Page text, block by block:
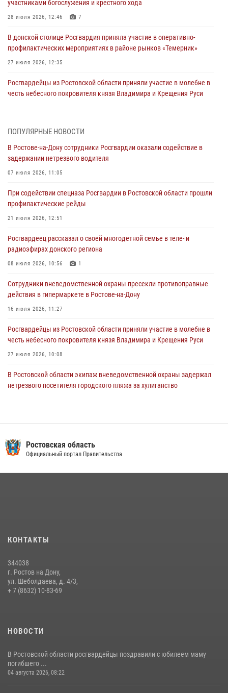
участниками богослужения и крестного хода
28 июля 2026, 12:46 7
В донской столице Росгвардия приняла участие в оперативно-
профилактических мероприятиях в районе рынков «Темерник»
27 июля 2026, 12:35
Росгвардейцы из Ростовской области приняли участие в молебне в
честь небесного покровителя князя Владимира и Крещения Руси
При содействии спецназа Росгвардии в Ростовской области прошли
21 июля 2026, 12:51
В Ростовской области экипаж вневедомственной охраны задержал
17 июля 2026, 07:24
Сотрудники вневедомственной охраны пресекли противоправные
16 июля 2026, 11:27
Конкурс профессионального мастерства взрывотехников прошел в
15 июля 2026, 06:39
ПОПУЛЯРНЫЕ НОВОСТИ
В Ростове-на-Дону сотрудники Росгвардии оказали содействие в
задержании нетрезвого водителя
07 июля 2026, 11:05
При содействии спецназа Росгвардии в Ростовской области прошли
профилактические рейды
21 июля 2026, 12:51
Росгвардеец рассказал о своей многодетной семье в теле- и
радиоэфирах донского региона
08 июля 2026, 10:56 1
Сотрудники вневедомственной охраны пресекли противоправные
действия в гипермаркете в Ростове-на-Дону
16 июля 2026, 11:27
Росгвардейцы из Ростовской области приняли участие в молебне в
честь небесного покровителя князя Владимира и Крещения Руси
27 июля 2026, 10:08
В Ростовской области экипаж вневедомственной охраны задержал
нетрезвого посетителя городского пляжа за хулиганство
29 июля 2026, 11:35
В Ростовской области сотрудники Росгвардии познакомили
воспитанников детского сада со своей службой
09 июля 2026, 13:58
Ростовская область
Официальный портал Правительства
КОНТАКТЫ
344038
г. Ростов на Дону,
ул. Шеболдаева, д. 4/3,
+ 7 (8632) 10-83-69
НОВОСТИ
В Ростовской области росгвардейцы поздравили с юбилеем маму
погибшего ...
04 августа 2026, 08:22